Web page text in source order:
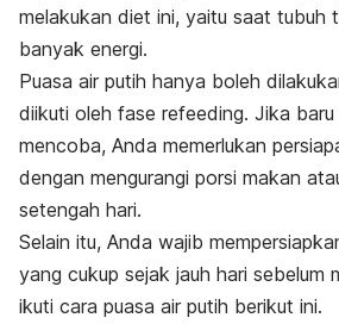
melakukan diet ini, yaitu saat tubuh
banyak energi.
Puasa air putih hanya boleh
diikuti oleh fase refeeding. Jika
mencoba, Anda memerlukan
dengan mengurangi porsi makan
setengah hari.
Selain itu, Anda wajib
yang cukup sejak jauh hari sebelum
ikuti cara puasa air putih berikut ini.